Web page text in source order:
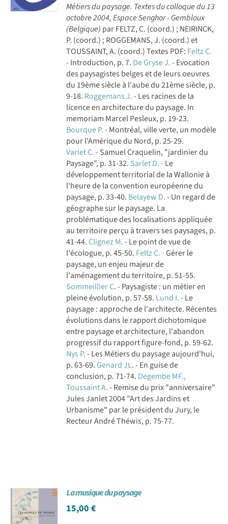
Métiers du paysage. Textes du colloque du 13
octobre 2004, Espace Senghor - Gembloux
(Belgique) par FELTZ, C. (coord.) ; NEIRINCK,
P. (coord.) ; ROGGEMANS, J. (coord.) et
TOUSSAINT, A. (coord.) Textes PDF: Feltz C.
- Introduction, p. 7. De Gryse J.- Evocation
des paysagistes belges et de leurs oeuvres
du 19ème siècle à l'aube du 21ème siècle, p.
9-18. Roggemans J.- Les racines de la
licence en architecture du paysage. In
memoriam Marcel Pesleux, p. 19-23.
Bourque P.- Montréal, ville verte, un modèle
pour l'Amérique du Nord, p. 25-29.
Varlet C.- Samuel Craquelin, "jardinier du
Paysage", p. 31-32. Sarlet D. -Le
développement territorial de la Wallonie à
l'heure de la convention européenne du
paysage, p. 33-40. Belayew D.- Un regard de
géographe sur le paysage. La
problématique des localisations appliquée
au territoire perçu à travers ses paysages, p.
41-44.Clignez M.- Le point de vue de
l'écologue, p. 45-50. Feltz C. -Gérer le
paysage, un enjeu majeur de
l'aménagement du territoire, p. 51-55.
Sommeillier C. - Paysagiste : un métier en
pleine évolution, p. 57-58. Lund I.- Le
paysage : approche de l'architecte. Récentes
évolutions dans le rapport dichotomique
entre paysage et architecture, l'abandon
progressif du rapport figure-fond, p. 59-62.
Nys P.- Les Métiers du paysage aujourd'hui,
p. 63-69.Genard JL. - En guise de
conclusion, p. 71-74. Degembe MF.,
Toussaint A.- Remise du prix "anniversaire"
Jules Janlet 2004 "Art des Jardins et
Urbanisme" par le président du Jury, le
Recteur André Théwis, p. 75-77.
La musique du paysage
15,00€